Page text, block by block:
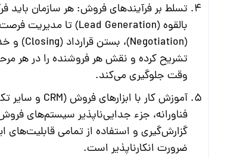
تسلط بر فرآیندهای فروش: هر سازمان باید
(Negotiation)، بستن قرارداد (Closing) و خدمات پس از فروش.
تشریح کرده و نقش هر فروشنده را در هر
وقت جلوگیری می‌کند.
آموزش کار با ابزارهای فروش (CRM و سایر تکنولوژی‌ها):
فناورانه، جزء جدایی‌ناپذیر سیستم‌های
گزارش‌گیری و استفاده از تمامی قابلیت‌های
ضرورت انکارناپذیر است.